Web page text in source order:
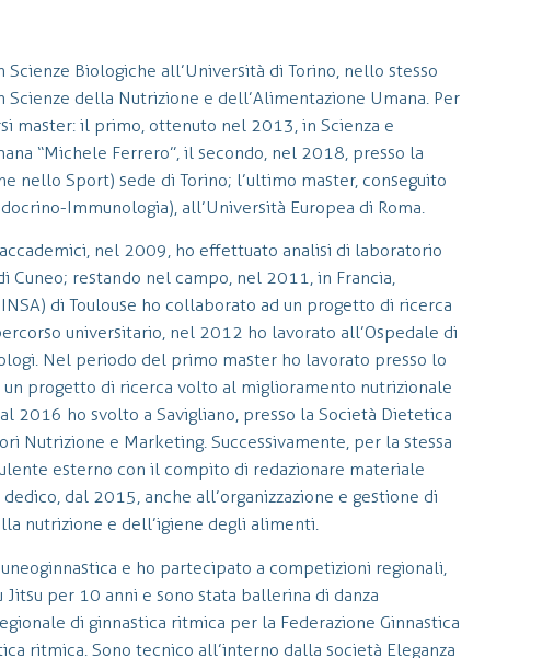
Biologiche all’Università di Torino, nello stesso
della Nutrizione e dell’Alimentazione Umana. Per
master: il primo, ottenuto nel 2013, in Scienza e
“Michele Ferrero”, il secondo, nel 2018, presso la
nello Sport) sede di Torino; l’ultimo master, conseguito
Immunologia), all’Università Europea di Roma.
nel 2009, ho effettuato analisi di laboratorio
restando nel campo, nel 2011, in Francia,
di Toulouse ho collaborato ad un progetto di ricerca
universitario, nel 2012 ho lavorato all’Ospedale di
Nel periodo del primo master ho lavorato presso lo
progetto di ricerca volto al miglioramento nutrizionale
ho svolto a Savigliano, presso la Società Dietetica
Nutrizione e Marketing. Successivamente, per la stessa
esterno con il compito di redazionare materiale
dal 2015, anche all’organizzazione e gestione di
nutrizione e dell’igiene degli alimenti.
e ho partecipato a competizioni regionali,
per 10 anni e sono stata ballerina di danza
di ginnastica ritmica per la Federazione Ginnastica
ritmica. Sono tecnico all’interno dalla società Eleganza